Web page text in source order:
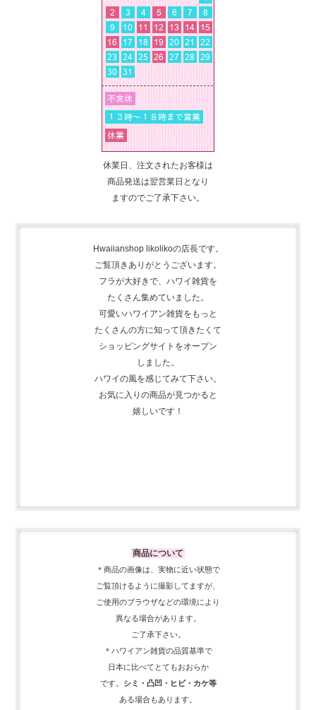
休業日、注文されたお客様は
商品発送は翌営業日となり
ますのでご了承下さい。
Hwaiianshop likolikoの店長です。
ご覧頂きありがとうございます。
フラが大好きで、 ハワイ雑貨を
たくさん集めていました。
可愛いハワイアン雑貨をもっと
たくさんの方に知って頂きたくて
ショッピングサイトをオープン
しました。
ハワイの風を感じてみて下さい。
お気に入りの商品が見つかると
嬉しいです！
商品について
＊商品の画像は、実物に近い状態で
ご覧頂けるように撮影してますが、
ご使用のブラウザなどの環境により
異なる場合があります。
ご了承下さい。
＊ハワイアン雑貨の品質基準で
日本に比べてとてもおおらか
です。
シミ・凸凹・ヒビ・カケ等
ある場合もあります。